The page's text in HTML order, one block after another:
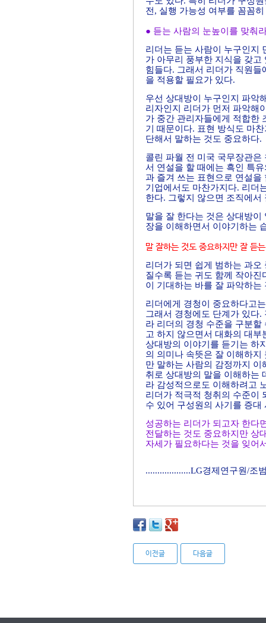
전, 실행 가능성 여부를 꼼꼼
● 듣는 사람의 눈높이를 맞춰
리더는 듣는 사람이 누구인지
가 아무리 풍부한 지식을 갖
힘들다. 그래서 리더가 직원
을 적용할 필요가 있다.
우선 상대방이 누구인지 파악
리자인지 리더가 먼저 파악해
가 중간 관리자들에게 적합한
기 때문이다. 표현 방식도 마
단해서 말하는 것도 중요하다.
콜린 파월 전 미국 국무장관
서 연설을 할 때에는 흑인 특
과 즐겨 쓰는 표현으로 연설
기업에서도 마찬가지다. 리더
한다. 그렇지 않으면 조직에
말을 잘 한다는 것은 상대방
장을 이해하면서 이야기하는
말 잘하는 것도 중요하지만 잘 듣
리더가 되면 쉽게 범하는 과
질수록 듣는 귀도 함께 작아
이 기대하는 바를 잘 파악하
리더에게 경청이 중요하다고
그래서 경청에도 단계가 있다
라 리더의 경청 수준을 구분
고 하지 않으면서 대화의 대
상대방의 이야기를 듣기는 하
의 의미나 속뜻은 잘 이해하
만 말하는 사람의 감정까지
취로 상대방의 말을 이해하는
라 감성적으로도 이해하려고
리더가 적극적 청취의 수준이
수 있어 구성원의 사기를 증대
성공하는 리더가 되고자 한다
전달하는 것도 중요하지만 상
자세가 필요하다는 것을 잊어
...................LG경제연구원/조
이전글 다음글